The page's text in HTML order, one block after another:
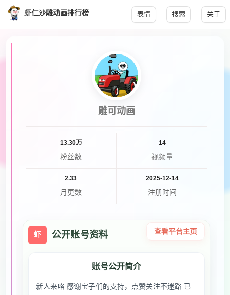
虾仁沙雕动画排行榜 表情 搜索 关于
雕可动画
13.30万
粉丝数
14
视频量
2.33
月更数
2025-12-14
注册时间
虾 公开账号资料 查看平台主页
账号公开简介
新人来咯 感谢宝子们的支持，点赞关注不迷路 已